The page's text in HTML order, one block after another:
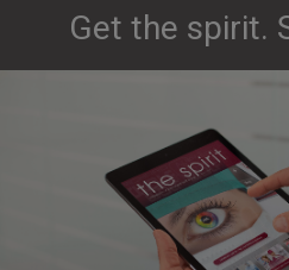
Get the spirit.